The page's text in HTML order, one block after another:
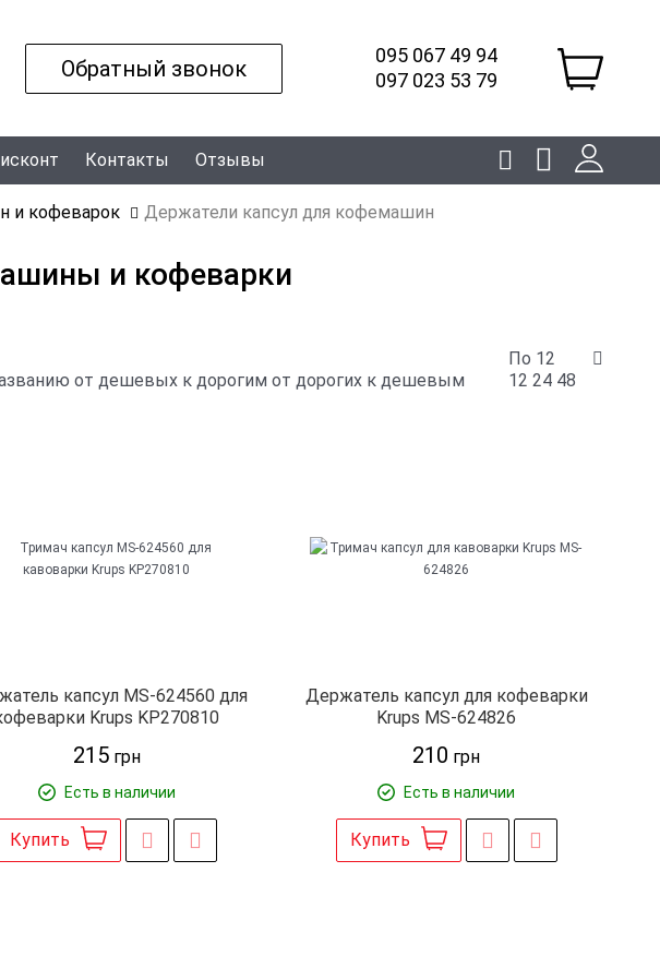
Обратный звонок
095 067 49 94
097 023 53 79
Контакты Отзывы
и кофеварок Держатели капсул для кофемашин
и кофеварки
от дешевых к дорогим от дорогих к дешевым
По 12
12 24 48
капсул MS-624560 для
Krups KP270810
215грн
Есть в наличии
Купить
Держатель капсул для кофеварки
Krups MS-624826
210 грн
Есть в наличии
Купить